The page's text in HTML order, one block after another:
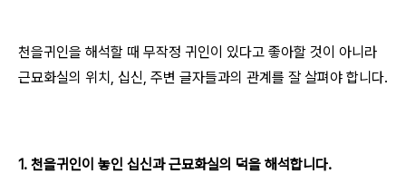
천을귀인을 해석할 때 무작정 귀인이 있다고 좋아할 것이 아니라
근묘화실의 위치, 십신, 주변 글자들과의 관계를 잘 살펴야 합니다.
1. 천을귀인이 놓인 십신과 근묘화실의 덕을 해석합니다.